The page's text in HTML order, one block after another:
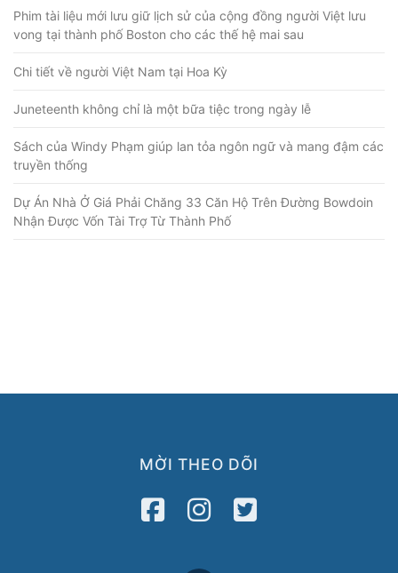
Phim tài liệu mới lưu giữ lịch sử của cộng đồng người Việt lưu
vong tại thành phố Boston cho các thế hệ mai sau
Chi tiết về người Việt Nam tại Hoa Kỳ
Juneteenth không chỉ là một bữa tiệc trong ngày lễ
Sách của Windy Phạm giúp lan tỏa ngôn ngữ và mang đậm các
truyền thống
Dự Án Nhà Ở Giá Phải Chăng 33 Căn Hộ Trên Đường Bowdoin
Nhận Được Vốn Tài Trợ Từ Thành Phố
MỜI THEO DÕI